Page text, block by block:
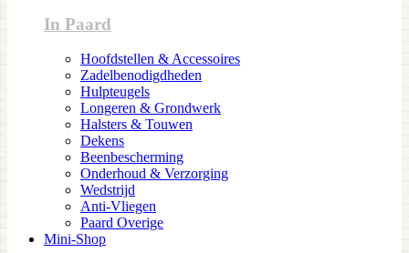
In Paard
Hoofdstellen & Accessoires
Zadelbenodigdheden
Hulpteugels
Longeren & Grondwerk
Halsters & Touwen
Dekens
Beenbescherming
Onderhoud & Verzorging
Wedstrijd
Anti-Vliegen
Paard Overige
Mini-Shop